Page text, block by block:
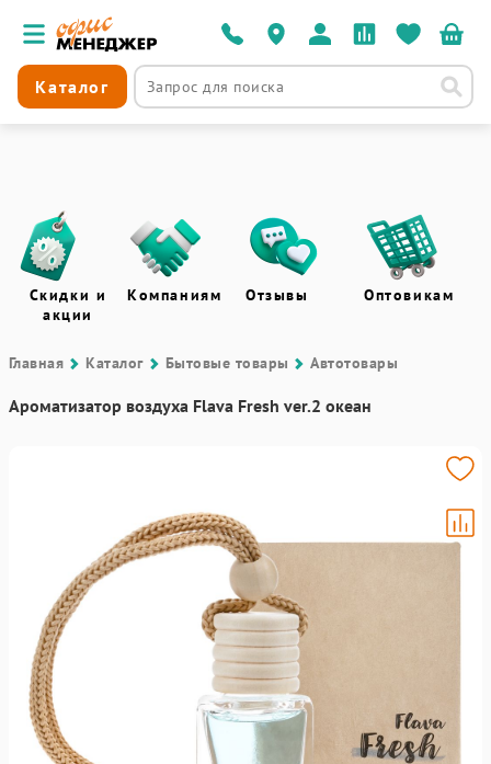
Каталог
Скидки и
акции
Компаниям Отзывы Оптовикам
Главная Каталог Бытовые товары Автотовары
Ароматизатор воздуха Flava Fresh ver.2 океан